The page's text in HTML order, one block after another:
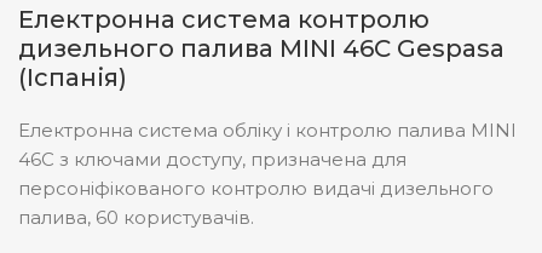
Електронна система контролю
дизельного палива MINI 46C Gespasa
(Іспанія)
Електронна система обліку і контролю палива MINI
46C з ключами доступу, призначена для
персоніфікованого контролю видачі дизельного
палива, 60 користувачів.